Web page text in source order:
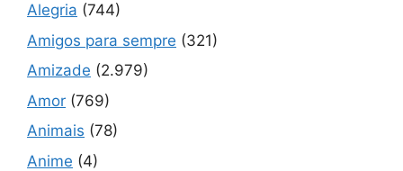
Alegria (744)
Amigos para sempre (321)
Amizade (2.979)
Amor (769)
Animais (78)
Anime (4)